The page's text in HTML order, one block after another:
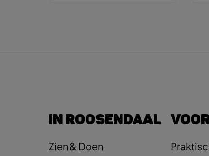
IN ROOSENDAAL
Zien & Doen